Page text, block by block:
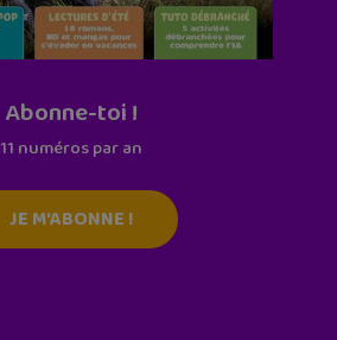
Abonne-toi !
11 numéros par an
JE M'ABONNE !